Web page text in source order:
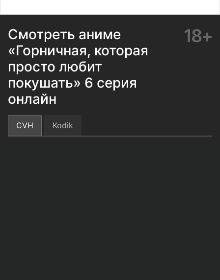
Смотреть аниме
«Горничная, которая
просто любит
покушать» 6 серия
онлайн
18+
CVH Kodik